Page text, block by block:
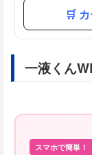
🛒
一液くん
スマホで簡単！